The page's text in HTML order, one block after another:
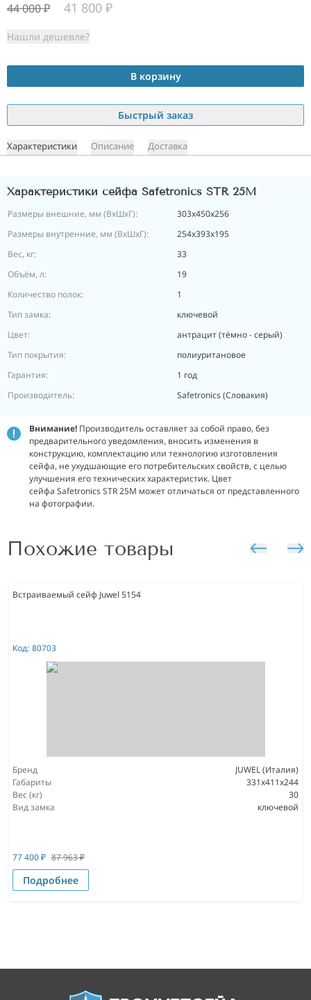
44 000₽ 41 800 ₽
Нашли дешевле?
В корзину
Быстрый заказ
Характеристики Описание Доставка
Характеристики сейфа Safetronics STR 25M
Размеры внешние, мм (ВхШхГ):
303х450х256
Размеры внутренние, мм (ВхШхГ):
254х393х195
Вес, кг:
33
Объём, л:
19
Количество полок:
1
Тип замка:
ключевой
Цвет:
антрацит (тёмно - серый)
Тип покрытия:
полиуритановое
Гарантия:
1 год
Производитель:
Safetronics (Словакия)
Внимание! Производитель оставляет за собой право, без
предварительного уведомления, вносить изменения в
конструкцию, комплектацию или технологию изготовления
сейфа, не ухудшающие его потребительских свойств, с целью
улучшения его технических характеристик. Цвет
сейфа Safetronics STR 25M может отличаться от представленного
на фотографии.
Похожие товары
Встраиваемый сейф Juwel 5154
Код: 80703
Бренд
JUWEL (Италия)
Габариты
331x411x244
Вес (кг)
30
Вид замка
ключевой
77 400₽ 87 963₽
Подробнее